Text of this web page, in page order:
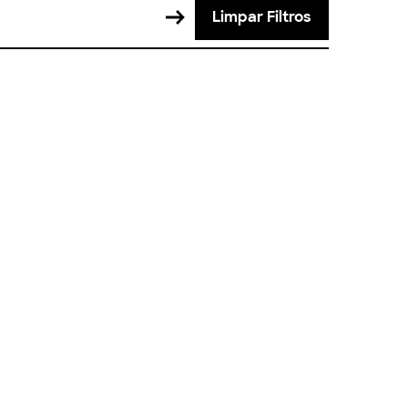
Limpar Filtros